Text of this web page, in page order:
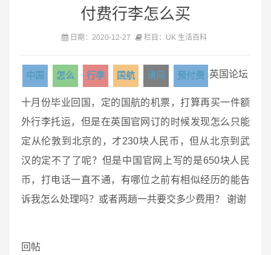
付费行李怎么买
日期：2020-12-27 栏目：UK 生活百科
中国 怎么 行李 国航 请问 预付费 英国论坛
十月份毕业回国，定的国航的机票，打算再买一件额
外行李托运，但是在英国官网订的时候发现怎么只能
定从伦敦到北京的，才230块人民币，但从北京到武
汉的定不了了呢？但是中国官网上写的是650块人民
币，打电话一直不通，有哪位之前有相似经历的能告
诉我怎么处理吗？或者两趟一共要交多少费用？ 谢谢
回帖